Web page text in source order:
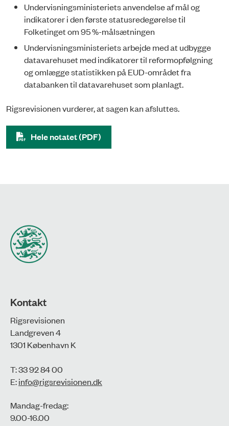
Undervisningsministeriets anvendelse af mål og
indikatorer i den første statusredegørelse til
Folketinget om 95 %-målsætningen
Undervisningsministeriets arbejde med at udbygge
datavarehuset med indikatorer til reformopfølgning
og omlægge statistikken på EUD-området fra
databanken til datavarehuset som planlagt.
Rigsrevisionen vurderer, at sagen kan afsluttes.
Hele notatet (PDF)
Kontakt
Rigsrevisionen
Landgreven 4
1301 København K
T: 33 92 84 00
E:info@rigsrevisionen.dk
Mandag-fredag:
9.00-16.00​